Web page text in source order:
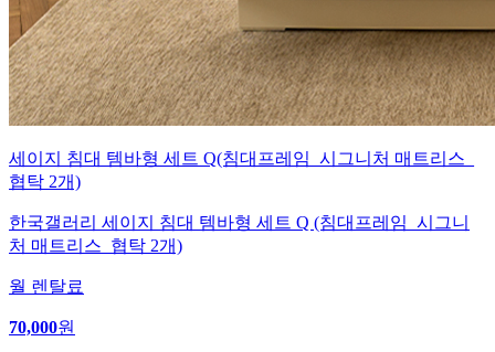
세이지 침대 템바형 세트 Q(침대프레임_시그니처 매트리스_
협탁 2개)
한국갤러리 세이지 침대 템바형 세트 Q (침대프레임_시그니
처 매트리스_협탁 2개)
월 렌탈료
70,000원